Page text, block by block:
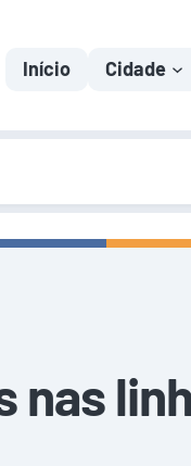
Início Cidade
nas